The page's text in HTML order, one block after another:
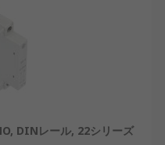
、
など、必要な回
択します。
ントファスナ
え、パネルマウン
DINレール, 22シリーズ